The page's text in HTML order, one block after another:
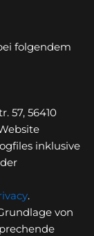
folgendem
57, 56410
inklusive
.
von